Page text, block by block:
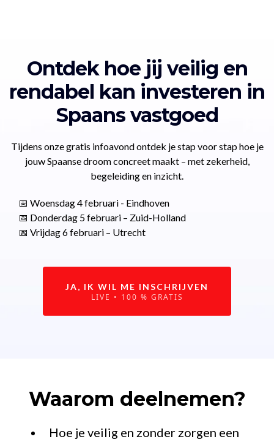
Ontdek hoe jij veilig en
rendabel kan investeren in
Spaans vastgoed
Tijdens onze gratis infoavond ontdek je stap voor stap hoe je
jouw Spaanse droom concreet maakt – met zekerheid,
begeleiding en inzicht.
📅 Woensdag 4 februari - Eindhoven
📅 Donderdag 5 februari – Zuid-Holland
📅 Vrijdag 6 februari – Utrecht
JA, IK WIL ME INSCHRIJVEN
LIVE • 100 % GRATIS
Waarom deelnemen?
Hoe je veilig en zonder zorgen een